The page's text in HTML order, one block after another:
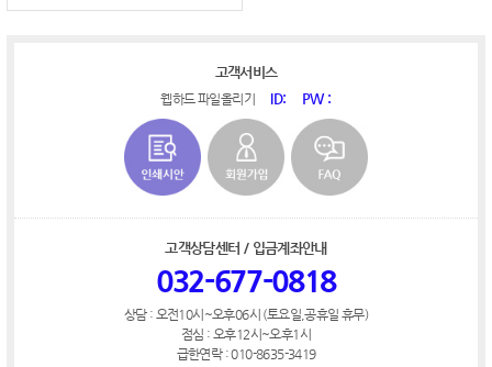
고객서비스
웹하드 파일올리기 ID: PW :
고객상담센터 / 입금계좌안내
032-677-0818
상담 : 오전10시~오후06시 (토요일,공휴일 휴무)
점심 : 오후12시~오후1시
급한연락 : 010-8635-3419